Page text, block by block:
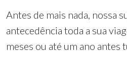
Antes de mais nada, nossa
antecedência toda a sua
meses ou até um ano